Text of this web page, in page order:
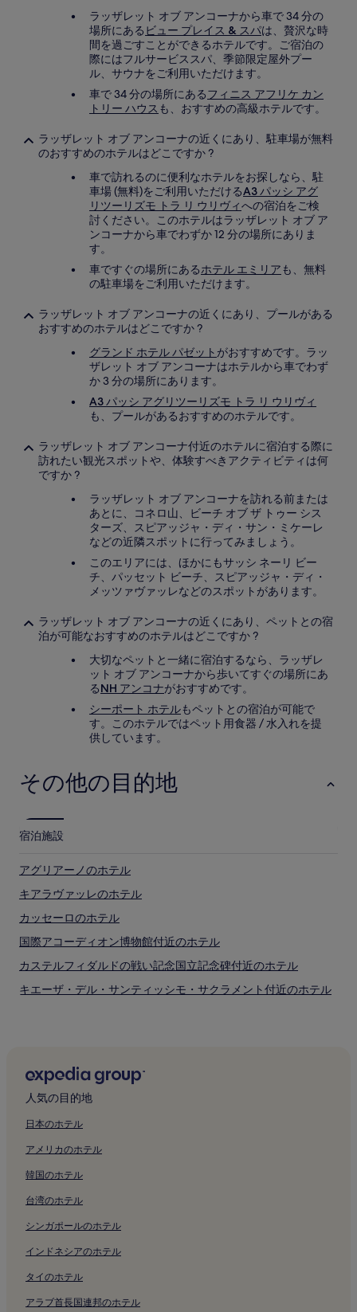
ラッザレット オブ アンコーナから車で 34 分の
場所にある ビュー プレイス & スパは、贅沢な時
間を過ごすことができるホテルです。ご宿泊の
際にはフルサービススパ、季節限定屋外プー
ル、サウナをご利用いただけます。
車で 34 分の場所にあるフィニス アフリケ カン
トリー ハウス も、おすすめの高級ホテルです。
ラッザレット オブ アンコーナの近くにあり、駐車場が無料
のおすすめのホテルはどこですか ?
車で訪れるのに便利なホテルをお探しなら、駐
車場 (無料)をご利用いただけるA3 パッシ アグ
リツーリズモ トラ リ ウリヴィへの宿泊をご検
討ください。このホテルはラッザレット オブ ア
ンコーナから車でわずか 12 分の場所にありま
す。
車ですぐの場所にあるホテル エミリアも、無料
の駐車場をご利用いただけます。
ラッザレット オブ アンコーナの近くにあり、プールがある
おすすめのホテルはどこですか ?
グランド ホテル パゼット がおすすめです。ラッ
ザレット オブ アンコーナはホテルから車でわず
か 3 分の場所にあります。
A3 パッシ アグリツーリズモ トラ リ ウリヴィ
も、プールがあるおすすめのホテルです。
ラッザレット オブ アンコーナ付近のホテルに宿泊する際に
訪れたい観光スポットや、体験すべきアクティビティは何
ですか ?
ラッザレット オブ アンコーナを訪れる前または
あとに、コネロ山、ビーチ オブ ザ トゥー シス
ターズ、スピアッジャ・ディ・サン・ミケーレ
などの近隣スポットに行ってみましょう。
このエリアには、ほかにもサッシ ネーリ ビー
チ、パッセット ビーチ、スピアッジャ・ディ・
メッツァヴァッレなどのスポットがあります。
ラッザレット オブ アンコーナの近くにあり、ペットとの宿
泊が可能なおすすめのホテルはどこですか ?
大切なペットと一緒に宿泊するなら、ラッザレ
ット オブ アンコーナから歩いてすぐの場所にあ
るNH アンコナがおすすめです。
シーポート ホテルもペットとの宿泊が可能で
す。このホテルではペット用食器 / 水入れを提
供しています。
その他の目的地
宿泊施設
アグリアーノのホテル
キアラヴァッレのホテル
カッセーロのホテル
国際アコーディオン博物館付近のホテル
カステルフィダルドの戦い記念国立記念碑付近のホテル
キエーザ・デル・サンティッシモ・サクラメント付近のホテル
フォンターナ・デル・カラモ付近のホテル
ガリバルディ セニガリア スクエア近くの朝食無料のホテル
ガリバルディ セニガリア スクエア近くのキッチン付きのホテル
ガリバルディ セニガリア スクエア近くの格安ホテル
ガリバルディ セニガリア スクエア近くの高級ホテル
ガリバルディ セニガリア スクエア近くのビジネスホテル
ガリバルディ セニガリア スクエア近くのビーチホテル
ガリバルディ セニガリア スクエア近くの家族向けホテル
ガリバルディ セニガリア スクエア近くのスパのあるリゾート &
人気の目的地
日本のホテル
アメリカのホテル
韓国のホテル
台湾のホテル
シンガポールのホテル
インドネシアのホテル
タイのホテル
アラブ首長国連邦のホテル